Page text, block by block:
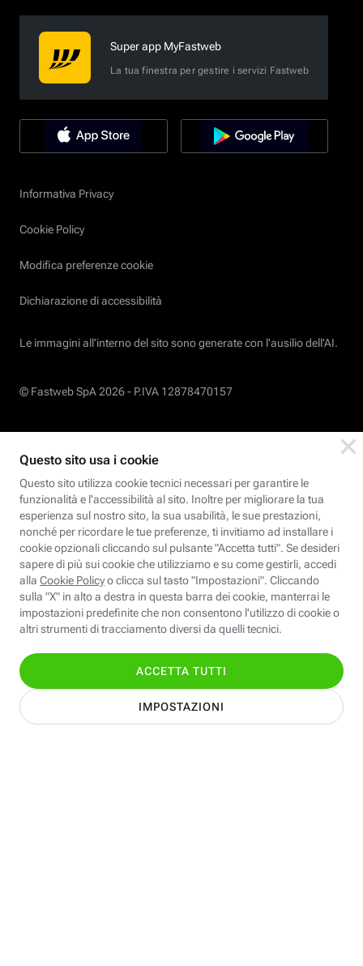
Super app MyFastweb
La tua finestra per gestire i servizi Fastweb
Informativa Privacy
Cookie Policy
Modifica preferenze cookie
Dichiarazione di accessibilità
Le immagini all’interno del sito sono generate con l'ausilio dell'AI.
© Fastweb SpA 2026 - P.IVA 12878470157